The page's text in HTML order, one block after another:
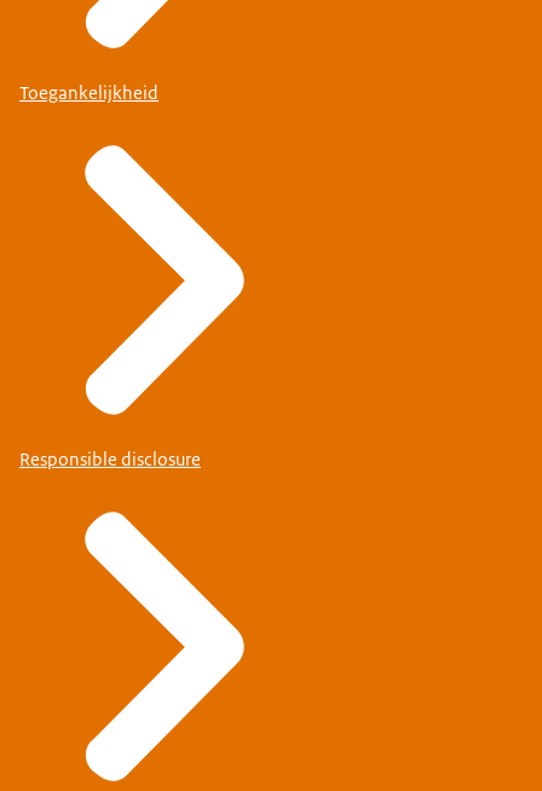
Toegankelijkheid
Responsible disclosure